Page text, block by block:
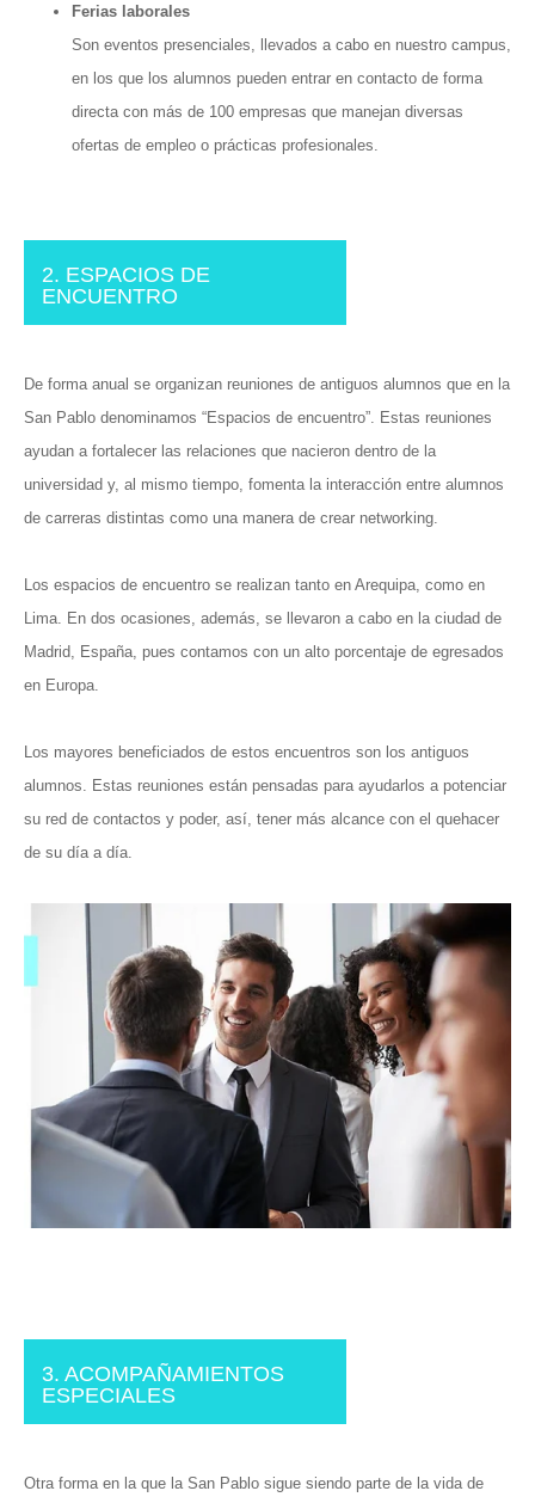
Ferias laborales
Son eventos presenciales, llevados a cabo en nuestro campus,
en los que los alumnos pueden entrar en contacto de forma
directa con más de 100 empresas que manejan diversas
ofertas de empleo o prácticas profesionales.
2. ESPACIOS DE
ENCUENTRO
De forma anual se organizan reuniones de antiguos alumnos que en la
San Pablo denominamos “Espacios de encuentro”. Estas reuniones
ayudan a fortalecer las relaciones que nacieron dentro de la
universidad y, al mismo tiempo, fomenta la interacción entre alumnos
de carreras distintas como una manera de crear networking.
Los espacios de encuentro se realizan tanto en Arequipa, como en
Lima. En dos ocasiones, además, se llevaron a cabo en la ciudad de
Madrid, España, pues contamos con un alto porcentaje de egresados
en Europa.
Los mayores beneficiados de estos encuentros son los antiguos
alumnos. Estas reuniones están pensadas para ayudarlos a potenciar
su red de contactos y poder, así, tener más alcance con el quehacer
de su día a día.
3. ACOMPAÑAMIENTOS
ESPECIALES
Otra forma en la que la San Pablo sigue siendo parte de la vida de